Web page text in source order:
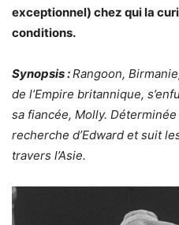
exceptionnel) chez qui la
conditions.
Synopsis :Rangoon,
de l’Empire britannique,
sa fiancée, Molly.
recherche d’Edward et suit
travers l’Asie.